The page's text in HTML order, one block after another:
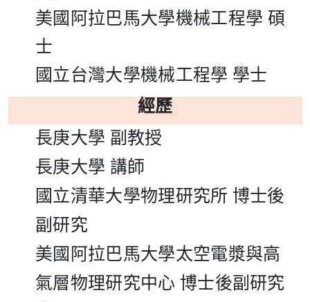
美國阿拉巴馬大學機械工程學 碩
士
國立台灣大學機械工程學 學士
經歷
長庚大學 副教授
長庚大學 講師
國立清華大學物理研究所 博士後
副研究
美國阿拉巴馬大學太空電漿與高
氣層物理研究中心 博士後副研究